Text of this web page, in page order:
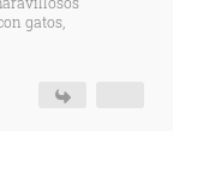
gatos,